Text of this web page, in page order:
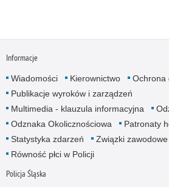
Informacje
Wiadomości Kierownictwo
Ochrona
Publikacje wyroków i zarządzeń
Multimedia - klauzula informacyjna
Odznaka Okolicznościowa
Patronaty
Statystyka zdarzeń
Związki zawodowe
Równość płci w Policji
Policja Śląska